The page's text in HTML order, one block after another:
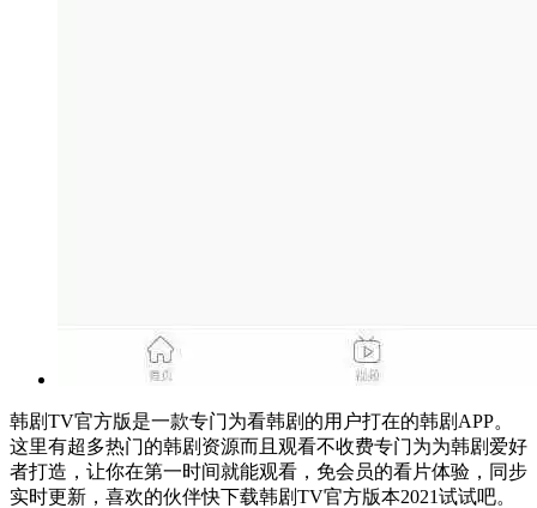
韩剧TV官方版是一款专门为看韩剧的用户打在的韩剧APP。
这里有超多热门的韩剧资源而且观看不收费专门为为韩剧爱好
者打造，让你在第一时间就能观看，免会员的看片体验，同步
实时更新，喜欢的伙伴快下载韩剧TV官方版本2021试试吧。